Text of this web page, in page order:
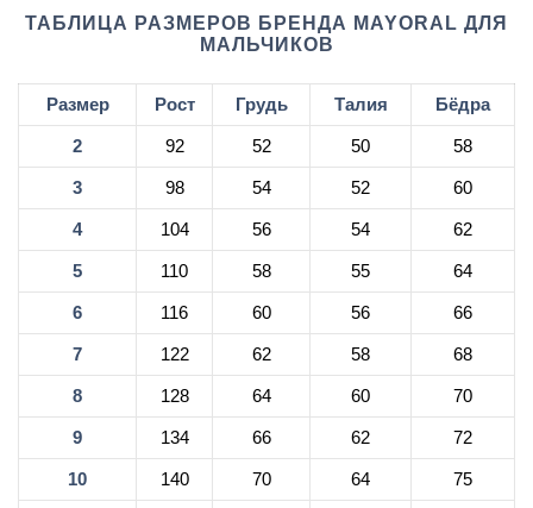
ТАБЛИЦА РАЗМЕРОВ БРЕНДА MAYORAL ДЛЯ
МАЛЬЧИКОВ
Размер Рост Грудь Талия Бёдра
2 92 52 50 58
3 98 54 52 60
4 104 56 54 62
5 110 58 55 64
6 116 60 56 66
7 122 62 58 68
8 128 64 60 70
9 134 66 62 72
10 140 70 64 75